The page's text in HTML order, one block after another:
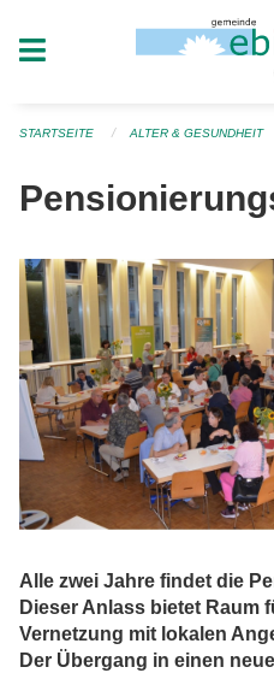
STARTSEITE ALTER & GESUNDHEIT
Alle zwei Jahre findet die
Dieser Anlass bietet Raum
Vernetzung mit lokalen
Der Übergang in einen